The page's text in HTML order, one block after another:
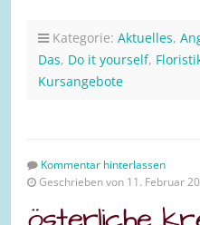
Kategorie: Aktuelles,
Das, Do it yourself,
Kursangebote
Kommentar hinterlassen
Geschrieben von 11. Februar